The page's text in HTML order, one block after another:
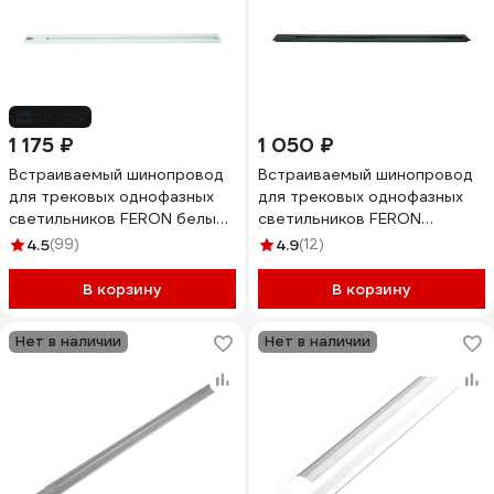
1 175 ₽
Встраиваемый шинопровод
для трековых однофазных
светильников FERON белый,
1м CAB1004 10351
4.5(99)
В корзину
1 050 ₽
Встраиваемый шинопровод
для трековых однофазных
светильников FERON
черный, 1м CAB1004 10352
4.9(12)
В корзину
Нет в наличии Нет в наличии